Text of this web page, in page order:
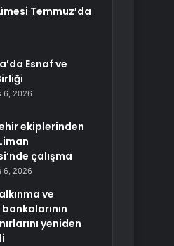
Temmuz’da
Esnaf ve
6, 2026
ekiplerinden
çalışma
6, 2026
ve
bankalarının
yeniden